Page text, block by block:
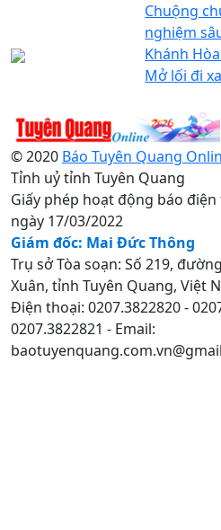
Chuộng
nghiệm
Khánh
Mở lối đi
© 2020 Báo Tuyên Quang
Tỉnh uỷ tỉnh Tuyên Quang
Giấy phép hoạt động báo điện
ngày 17/03/2022
Giám đốc: Mai Đức Thông
Trụ sở Tòa soạn: Số 219,
Xuân, tỉnh Tuyên Quang, Việt
Điện thoại: 0207.3822820 -
0207.3822821 - Email: